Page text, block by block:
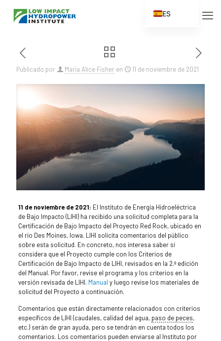
Publicado por María Alice Fisher en 11 de noviembre de 2021
11 de noviembre de 2021: El Instituto de Energía Hidroeléctrica
de Bajo Impacto (LIHI) ha recibido una solicitud completa para la
Certificación de Bajo Impacto del Proyecto Red Rock, ubicado en
el río Des Moines, Iowa. LIHI solicita comentarios del público
sobre esta solicitud. En concreto, nos interesa saber si
considera que el Proyecto cumple con los Criterios de
Certificación de Bajo Impacto de LIHI, revisados en la 2.ª edición
del Manual. Por favor, revise el programa y los criterios en la
versión revisada de LIHI. Manual y luego revise los materiales de
solicitud del Proyecto a continuación.
Comentarios que están directamente relacionados con criterios
específicos de LIHI (caudales, calidad del agua, paso de peces,
etc.) serán de gran ayuda, pero se tendrán en cuenta todos los
comentarios. Los comentarios pueden enviarse al Instituto por
ES